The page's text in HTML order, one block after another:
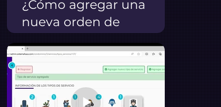
¿Cómo agregar una
nueva orden de
servicio, dar
seguimiento y
terminar?